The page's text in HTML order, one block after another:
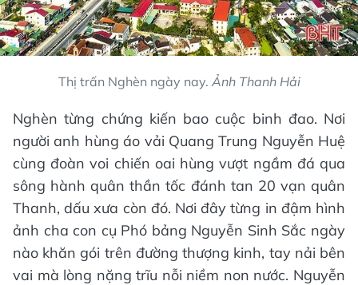
Thị trấn Nghèn ngày nay. Ảnh Thanh Hải
Nghèn từng chứng kiến bao cuộc binh đao. Nơi
người anh hùng áo vải Quang Trung Nguyễn Huệ
cùng đoàn voi chiến oai hùng vượt ngầm đá qua
sông hành quân thần tốc đánh tan 20 vạn quân
Thanh, dấu xưa còn đó. Nơi đây từng in đậm hình
ảnh cha con cụ Phó bảng Nguyễn Sinh Sắc ngày
nào khăn gói trên đường thượng kinh, tay nải bên
vai mà lòng nặng trĩu nỗi niềm non nước. Nguyễn